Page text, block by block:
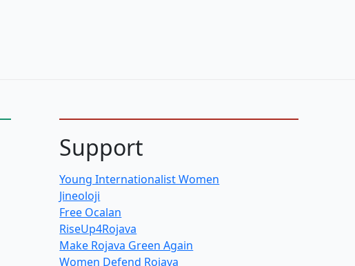
Support
Young Internationalist Women
Jineoloji
Free Ocalan
RiseUp4Rojava
Make Rojava Green Again
Women Defend Rojava